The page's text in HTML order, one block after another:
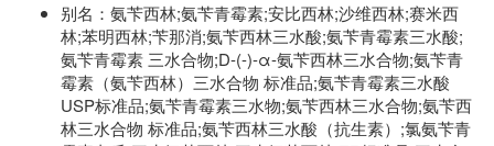
别名： 氨苄西林;氨苄青霉素;安比西林;沙维西林;赛米西
林;苯明西林;苄那消;氨苄西林三水酸;氨苄青霉素三水酸;
氨苄青霉素 三水合物;D-(-)-α-氨苄西林三水合物;氨苄青
霉素（氨苄西林）三水合物 标准品;氨苄青霉素三水酸
USP标准品;氨苄青霉素三水物;氨苄西林三水合物;氨苄西
林三水合物 标准品;氨苄西林三水酸（抗生素）;氯氨苄青